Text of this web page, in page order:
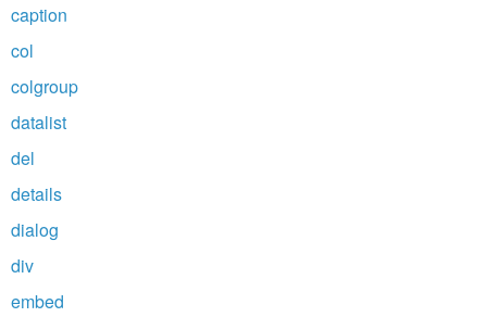
caption
col
colgroup
datalist
del
details
dialog
div
embed